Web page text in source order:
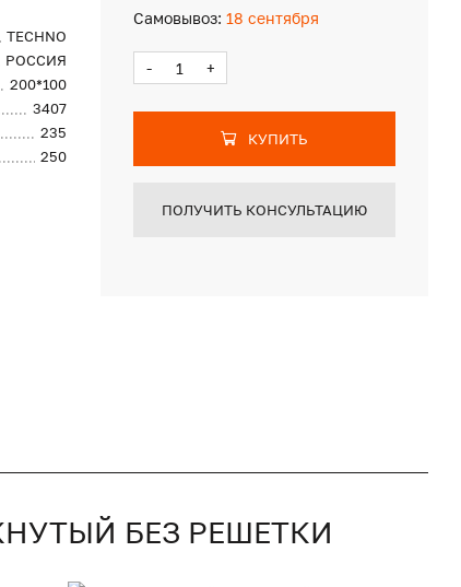
TECHNO
РОССИЯ
200*100
3407
235
250
Самовывоз: 18 сентября
- +
КУПИТЬ
ПОЛУЧИТЬ КОНСУЛЬТАЦИЮ
БЕЗ РЕШЕТКИ